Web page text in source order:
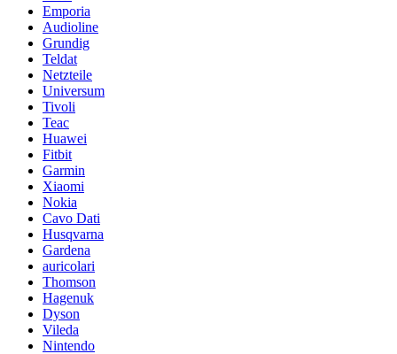
Emporia
Audioline
Grundig
Teldat
Netzteile
Universum
Tivoli
Teac
Huawei
Fitbit
Garmin
Xiaomi
Nokia
Cavo Dati
Husqvarna
Gardena
auricolari
Thomson
Hagenuk
Dyson
Vileda
Nintendo